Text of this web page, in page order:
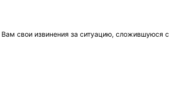
свои извинения за ситуацию, сложившуюся с